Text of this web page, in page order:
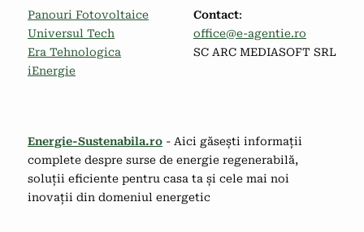
Panouri Fotovoltaice
Universul Tech
Era Tehnologica
iEnergie
Contact:
office@e-agentie.ro
SC ARC MEDIASOFT SRL
Energie-Sustenabila.ro - Aici găsești informații
complete despre surse de energie regenerabilă,
soluții eficiente pentru casa ta și cele mai noi
inovații din domeniul energetic